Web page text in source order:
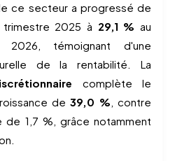
ce secteur a progressé de
2025 à 29,1 % au
2026, témoignant d'une
de la rentabilité. La
complète le
de39,0 %, contre
de 1,7 %, grâce notamment